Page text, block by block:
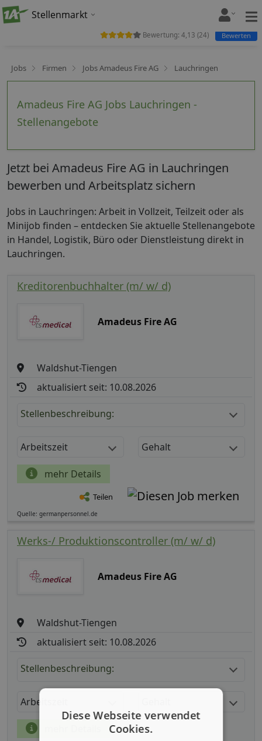
Stellenmarkt
Jobs Firmen Jobs Amadeus Fire AG Lauchringen
Amadeus Fire AG Jobs Lauchringen -
Stellenangebote
Bewertung: 4,13 (24) Bewerten
Jetzt bei Amadeus Fire AG in Lauchringen
bewerben und Arbeitsplatz sichern
Jobs in Lauchringen: Arbeit in Vollzeit, Teilzeit oder als
Minijob finden – entdecken Sie aktuelle Stellenangebote
in Handel, Logistik, Büro oder Dienstleistung direkt in
Lauchringen.
Kreditorenbuchhalter (m/ w/ d)
Amadeus Fire AG
Waldshut-Tiengen
aktualisiert seit: 10.08.2026
Stellenbeschreibung:
Arbeitszeit Gehalt
mehr Details
Teilen
Quelle: germanpersonnel.de
Werks-/ Produktionscontroller (m/ w/ d)
Amadeus Fire AG
Waldshut-Tiengen
aktualisiert seit: 10.08.2026
Stellenbeschreibung:
Arbeitszeit
Diese Webseite verwendet
Cookies.